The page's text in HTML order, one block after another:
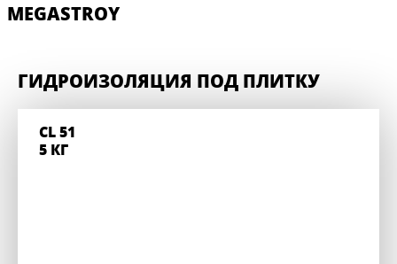
MEGASTROY
ГИДРОИЗОЛЯЦИЯ ПОД ПЛИТКУ
CL 51
5 КГ